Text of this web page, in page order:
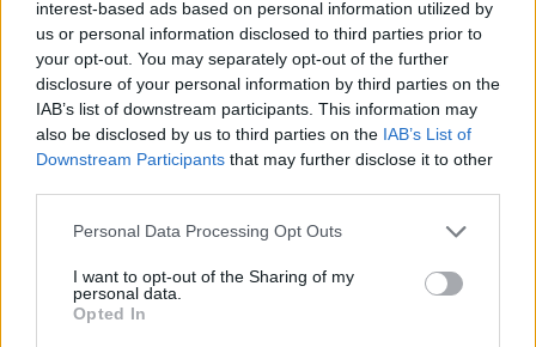
interest-based ads based on personal information utilized by
us or personal information disclosed to third parties prior to
your opt-out. You may separately opt-out of the further
disclosure of your personal information by third parties on the
IAB’s list of downstream participants. This information may
also be disclosed by us to third parties on the IAB’s List of
Downstream Participants that may further disclose it to other
Personal Data Processing Opt Outs
I want to opt-out of the Sharing of my
personal data.
Opted In
Zdrowie i uroda
Jak dobrze znasz nazwy różnych dań?
Zdrowie i uroda